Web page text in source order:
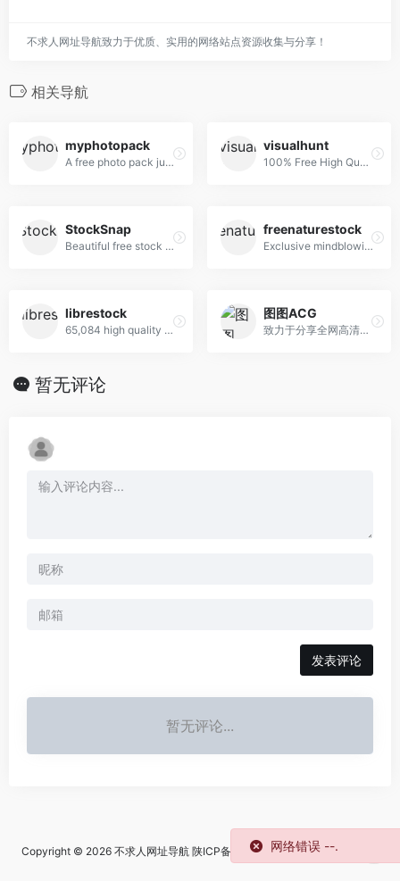
不求人网址导航致力于优质、实用的网络站点资源收集与分享！
相关导航
myphotopack
A free photo pack just for you. Every month.
visualhunt
100% Free High Quality Photos
StockSnap
Beautiful free stock photos
freenaturestock
Exclusive mindblowing freebies for designers and developers
librestock
65,084 high quality do-what-ever-you-want stock photos
图图ACG
致力于分享全网高清好看的图片
暂无评论
发表评论
暂无评论...
Copyright © 2026 不求人网址导航 陕ICP备2024057669号网络错误 --.